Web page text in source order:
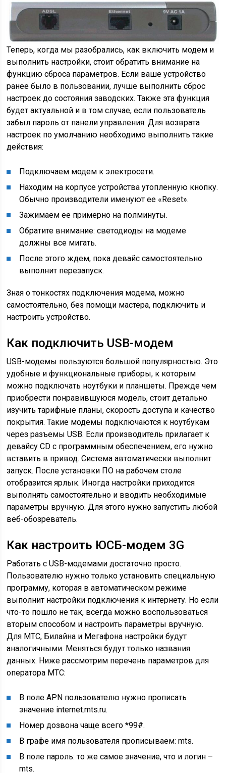
Теперь, когда мы разобрались, как включить модем и
выполнить настройки, стоит обратить внимание на
функцию сброса параметров. Если ваше устройство
ранее было в пользовании, лучше выполнить сброс
настроек до состояния заводских. Также эта функция
будет актуальной и в том случае, если пользователь
забыл пароль от панели управления. Для возврата
настроек по умолчанию необходимо выполнить такие
действия:
Подключаем модем к электросети.
Находим на корпусе устройства утопленную кнопку.
Обычно производители именуют ее «Reset».
Зажимаем ее примерно на полминуты.
Обратите внимание: светодиоды на модеме
должны все мигать.
После этого ждем, пока девайс самостоятельно
выполнит перезапуск.
Зная о тонкостях подключения модема, можно
самостоятельно, без помощи мастера, подключить и
настроить устройство.
Как подключить USB-модем
USB-модемы пользуются большой популярностью. Это
удобные и функциональные приборы, к которым
можно подключать ноутбуки и планшеты. Прежде чем
приобрести понравившуюся модель, стоит детально
изучить тарифные планы, скорость доступа и качество
покрытия. Такие модемы подключаются к ноутбукам
через разъемы USB. Если производитель прилагает к
девайсу CD с программным обеспечением, его нужно
вставить в привод. Система автоматически выполнит
запуск. После установки ПО на рабочем столе
отобразится ярлык. Иногда настройки приходится
выполнять самостоятельно и вводить необходимые
параметры вручную. Для этого нужно запустить любой
веб-обозреватель.
Как настроить ЮСБ-модем 3G
Работать с USB-модемами достаточно просто.
Пользователю нужно только установить специальную
программу, которая в автоматическом режиме
выполнит настройки подключения к интернету. Но если
что-то пошло не так, всегда можно воспользоваться
вторым способом и настроить параметры вручную.
Для МТС, Билайна и Мегафона настройки будут
аналогичными. Меняться будут только названия
данных. Ниже рассмотрим перечень параметров для
оператора МТС:
В поле APN пользователю нужно прописать
значение internet.mts.ru.
Номер дозвона чаще всего *99#.
В графе имя пользователя прописываем: mts.
В поле пароль: то же самое значение, что и логин –
mts.